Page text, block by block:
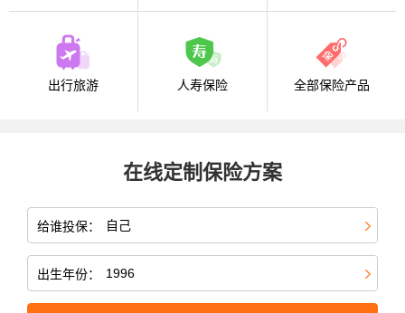
出行旅游 人寿保险 全部保险产品
在线定制保险方案
给谁投保：
出生年份：